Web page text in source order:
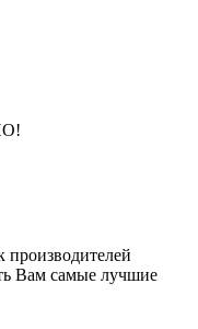
Вам самые лучшие